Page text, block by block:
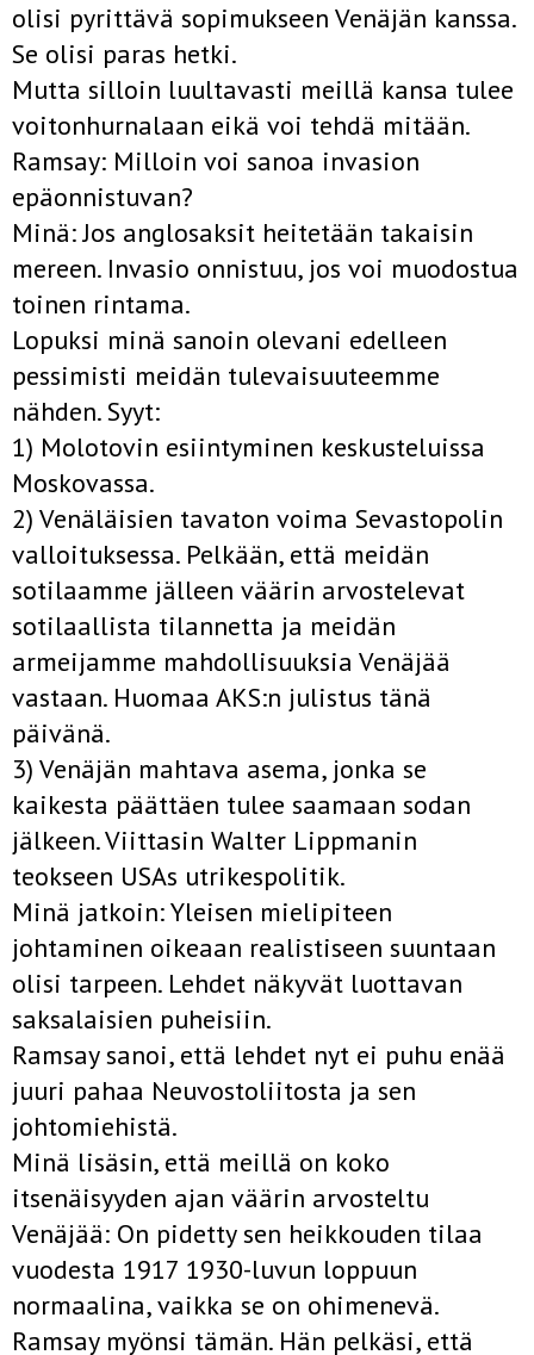
olisi pyrittävä sopimukseen Venäjän kanssa.
Se olisi paras hetki.
Mutta silloin luultavasti meillä kansa tulee
voitonhurnalaan eikä voi tehdä mitään.
Ramsay: Milloin voi sanoa invasion
epäonnistuvan?
Minä: Jos anglosaksit heitetään takaisin
mereen. Invasio onnistuu, jos voi muodostua
toinen rintama.
Lopuksi minä sanoin olevani edelleen
pessimisti meidän tulevaisuuteemme
nähden. Syyt:
1) Molotovin esiintyminen keskusteluissa
Moskovassa.
2) Venäläisien tavaton voima Sevastopolin
valloituksessa. Pelkään, että meidän
sotilaamme jälleen väärin arvostelevat
sotilaallista tilannetta ja meidän
armeijamme mahdollisuuksia Venäjää
vastaan. Huomaa AKS:n julistus tänä
päivänä.
3) Venäjän mahtava asema, jonka se
kaikesta päättäen tulee saamaan sodan
jälkeen. Viittasin Walter Lippmanin
teokseen USAs utrikespolitik.
Minä jatkoin: Yleisen mielipiteen
johtaminen oikeaan realistiseen suuntaan
olisi tarpeen. Lehdet näkyvät luottavan
saksalaisien puheisiin.
Ramsay sanoi, että lehdet nyt ei puhu enää
juuri pahaa Neuvostoliitosta ja sen
johtomiehistä.
Minä lisäsin, että meillä on koko
itsenäisyyden ajan väärin arvosteltu
Venäjää: On pidetty sen heikkouden tilaa
vuodesta 1917 1930-luvun loppuun
normaalina, vaikka se on ohimenevä.
Ramsay myönsi tämän. Hän pelkäsi, että